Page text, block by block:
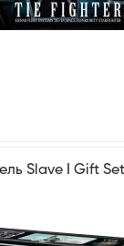
Slave I Gift